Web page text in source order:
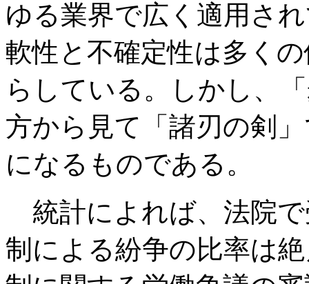
ゆる業界で広く適用さ
軟性と不確定性は多く
らしている。しかし、
方から見て「諸刃の剣
になるものである。
統計によれば、法院
制による紛争の比率は